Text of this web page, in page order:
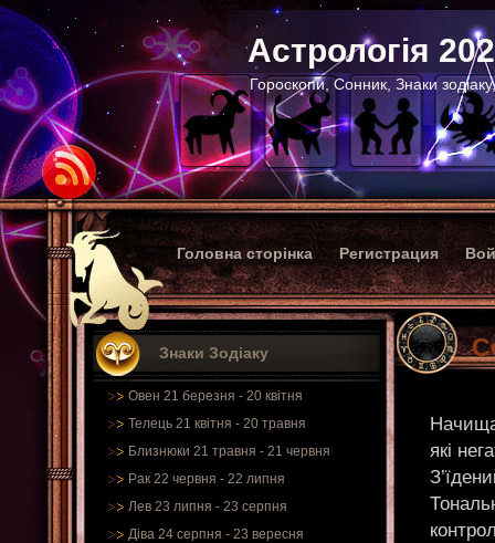
Астрологія
Гороскопи, Сонник, Знаки
Головна сторінка Регистрация
Знаки Зодіаку
Овен 21 березня - 20 квітня
Телець 21 квітня - 20 травня
Близнюки 21 травня - 21 червня
Рак 22 червня - 22 липня
Лев 23 липня - 23 серпня
Діва 24 серпня - 23 вересня
які